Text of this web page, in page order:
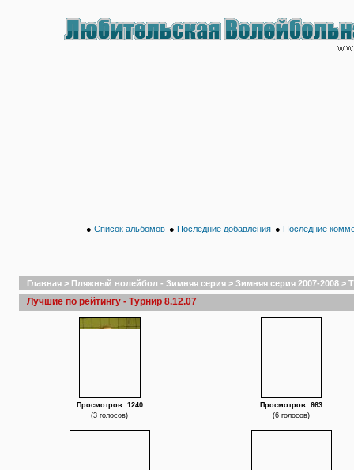
● Список альбомов ● Последние добавления ● Последние
Главная > Пляжный волейбол - Зимняя серия > Зимняя серия 2007-2008 >
Лучшие по рейтингу - Турнир 8.12.07
Просмотров: 1240
(3 голосов)
Просмотров: 663
(6 голосов)